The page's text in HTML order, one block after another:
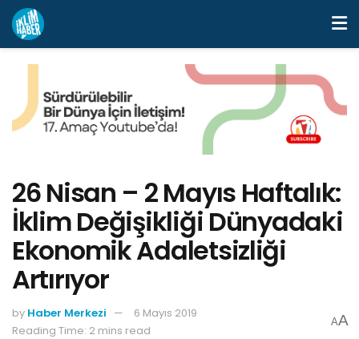
26 Nisan – 2 Mayıs Haftalık:
İklim Değişikliği Dünyadaki
Ekonomik Adaletsizliği
Artırıyor
by Haber Merkezi
6 Mayıs 2019
Reading Time: 2 mins read
AA